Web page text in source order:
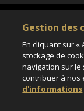
Service animé par
au capital de 155
Matricule Atout France
Assurance
Gestion des
En cliquant sur «
stockage de
navigation sur
contribuer à nos
d'informations